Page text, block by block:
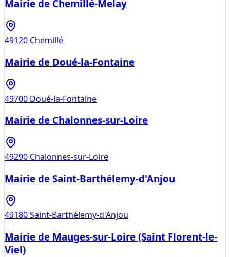
Mairie de Chemillé-Melay
49120 Chemillé
Mairie de Doué-la-Fontaine
49700 Doué-la-Fontaine
Mairie de Chalonnes-sur-Loire
49290 Chalonnes-sur-Loire
Mairie de Saint-Barthélemy-d'Anjou
49180Saint-Barthélemy-d'Anjou
Mairie de Mauges-sur-Loire (Saint Florent-le-
Viel)